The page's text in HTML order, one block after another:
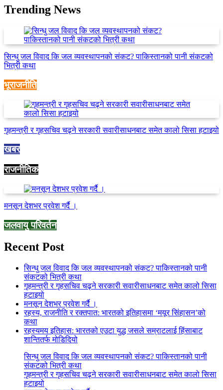
Trending News
सिन्धु जल विवाद कि जल व्यवस्थापनको संकट? पाकिस्तानको पानी संकटको
भित्री कथा
भूराजनीति
गृहमन्त्री र गृहसचिव चढ्ने सरकारी सवारीसाधनबाट समेत कालो सिसा हटाइयो
खबर
राजनीतिक
मनसून देशभर प्रवेश गर्दै ।
जलवायु परिवर्तन
Recent Post
सिन्धु जल विवाद कि जल व्यवस्थापनको संकट? पाकिस्तानको पानी
संकटको भित्री कथा
गृहमन्त्री र गृहसचिव चढ्ने सरकारी सवारीसाधनबाट समेत कालो सिसा
हटाइयो
मनसून देशभर प्रवेश गर्दै ।
रहस्य, राजनीति र रक्तपात: भारतको इतिहासमा ‘मयूर सिंहासन’को
कथा
रहस्यमय इतिहास: भारतको एउटा युद्ध जसले सम्राटलाई हिंसाबाट
शान्तितर्फ मोडिदियो
सिन्धु जल विवाद कि जल व्यवस्थापनको संकट? पाकिस्तानको पानी
संकटको भित्री कथा
गृहमन्त्री र गृहसचिव चढ्ने सरकारी सवारीसाधनबाट समेत कालो सिसा
हटाइयो